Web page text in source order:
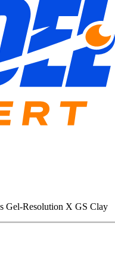
Gel-Resolution X GS Clay